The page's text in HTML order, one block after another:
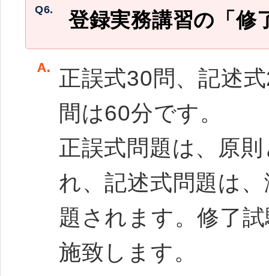
Q6. 登録実務講習の「修
正誤式30問、記述
間は60分です。
正誤式問題は、原
れ、記述式問題は
題されます。修了
施致します。